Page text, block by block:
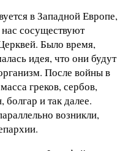
в Западной Европе,
нас сосуществуют
Было время,
идея, что они будут
После войны в
греков, сербов,
и так далее.
возникли,